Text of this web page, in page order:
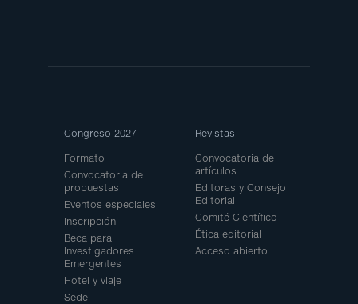
Map
Congreso 2027
Formato
Convocatoria de
propuestas
Eventos especiales
Inscripción
Beca para
Investigadores
Emergentes
Hotel y viaje
Sede
Revistas
Convocatoria de
artículos
Editoras y Consejo
Editorial
Comité Científico
Ética editorial
Acceso abierto